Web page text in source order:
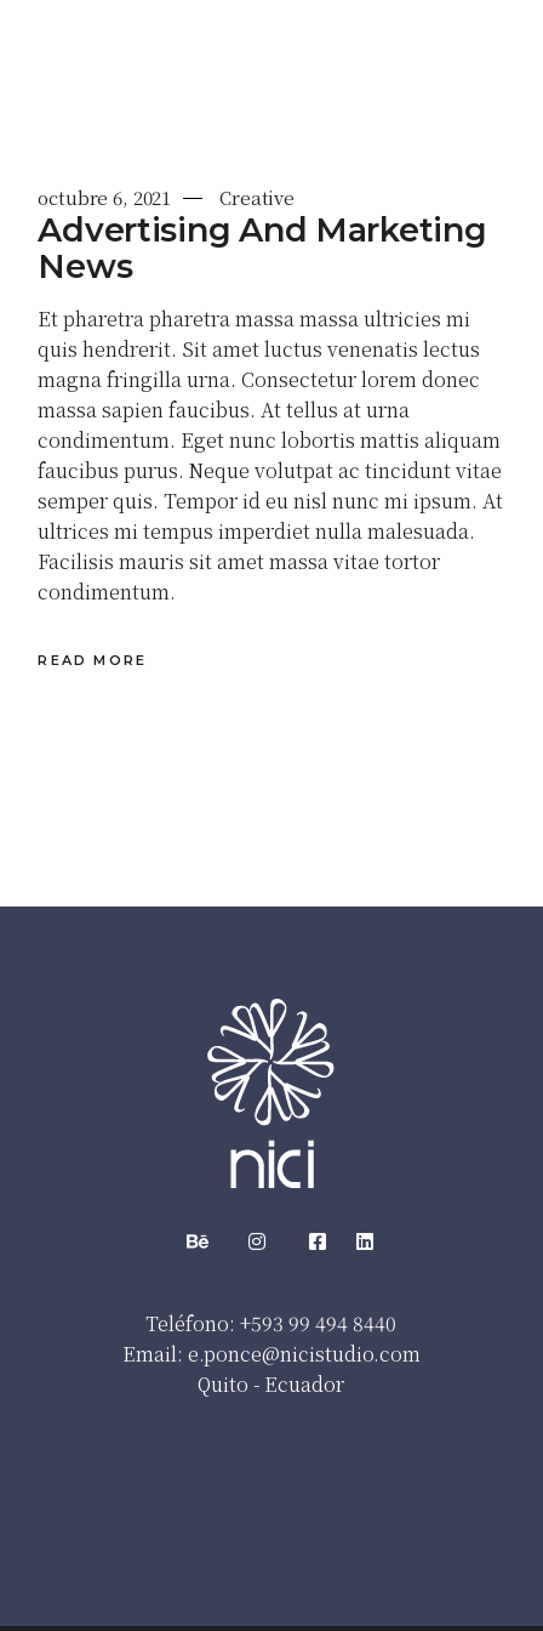
octubre 6, 2021 Creative
Advertising And Marketing
News
Et pharetra pharetra massa massa ultricies mi
quis hendrerit. Sit amet luctus venenatis lectus
magna fringilla urna. Consectetur lorem donec
massa sapien faucibus. At tellus at urna
condimentum. Eget nunc lobortis mattis aliquam
faucibus purus. Neque volutpat ac tincidunt vitae
semper quis. Tempor id eu nisl nunc mi ipsum. At
ultrices mi tempus imperdiet nulla malesuada.
Facilisis mauris sit amet massa vitae tortor
condimentum.
READ MORE
Teléfono: +593 99 494 8440
Email: e.ponce@nicistudio.com
Quito - Ecuador